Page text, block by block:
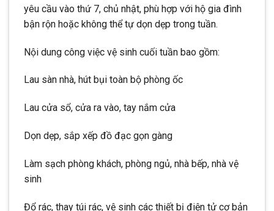
yêu cầu vào thứ 7, chủ nhật, phù hợp với hộ gia đình
bận rộn hoặc không thể tự dọn dẹp trong tuần.
Nội dung công việc vệ sinh cuối tuần bao gồm:
Lau sàn nhà, hút bụi toàn bộ phòng ốc
Lau cửa sổ, cửa ra vào, tay nắm cửa
Dọn dẹp, sắp xếp đồ đạc gọn gàng
Làm sạch phòng khách, phòng ngủ, nhà bếp, nhà vệ
sinh
Đổ rác, thay túi rác, vệ sinh các thiết bị điện tử cơ bản